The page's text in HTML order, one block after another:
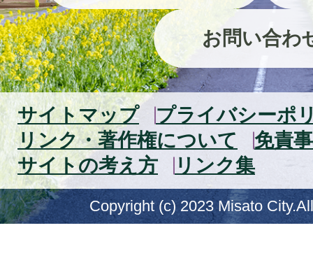
お問い合わ
サイトマップ
プライバシーポ
リンク・著作権について
免責
サイトの考え方
リンク集
Copyright (c) 2023 Misato